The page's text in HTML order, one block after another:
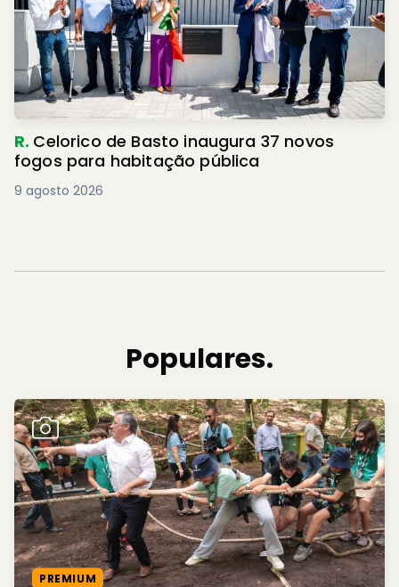
R. Celorico de Basto inaugura 37 novos
fogos para habitação pública
9 agosto 2026
Populares.
PREMIUM